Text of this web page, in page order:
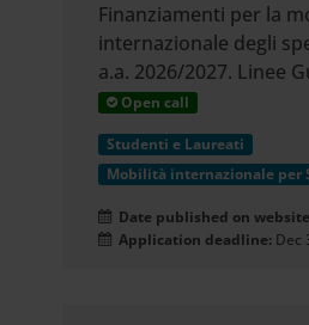
Finanziamenti per la
internazionale degli
a.a. 2026/2027. Linee
Open call
Studenti e Laureati
Mobilità internazionale per
Date published on
Application deadline: Dec